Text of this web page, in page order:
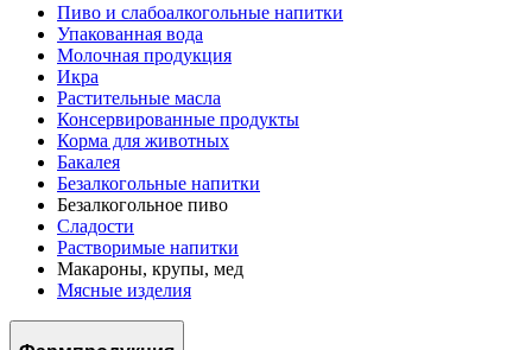
Пиво и слабоалкогольные напитки
Упакованная вода
Молочная продукция
Икра
Растительные масла
Консервированные продукты
Корма для животных
Бакалея
Безалкогольные напитки
Безалкогольное пиво
Сладости
Растворимые напитки
Макароны, крупы, мед
Мясные изделия